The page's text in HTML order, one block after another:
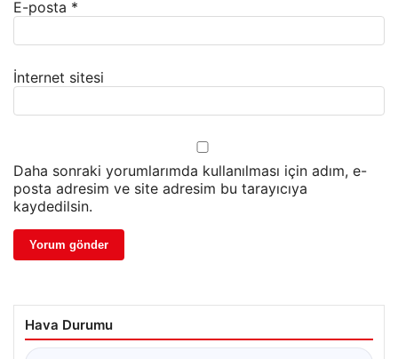
E-posta *
İnternet sitesi
Daha sonraki yorumlarımda kullanılması için adım, e-
posta adresim ve site adresim bu tarayıcıya
kaydedilsin.
Hava Durumu